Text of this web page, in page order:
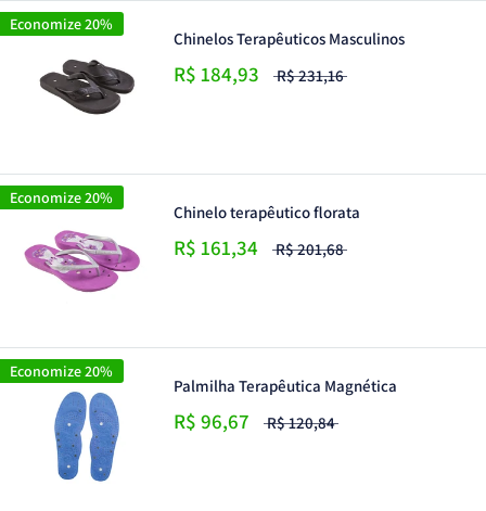
Economize 20%
Chinelos Terapêuticos Masculinos
R$ 184,93 R$ 231,16
Economize 20%
Chinelo terapêutico florata
R$ 161,34 R$ 201,68
Economize 20%
Palmilha Terapêutica Magnética
R$ 96,67 R$ 120,84